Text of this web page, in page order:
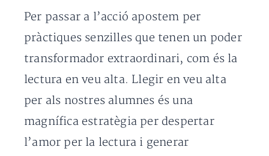
Per passar a l’acció apostem per
pràctiques senzilles que tenen un poder
transformador extraordinari, com és la
lectura en veu alta. Llegir en veu alta
per als nostres alumnes és una
magnífica estratègia per despertar
l’amor per la lectura i generar